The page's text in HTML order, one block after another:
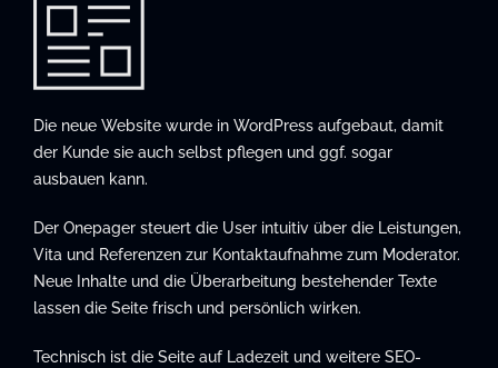
Die neue Website wurde in WordPress aufgebaut, damit
der Kunde sie auch selbst pflegen und ggf. sogar
ausbauen kann.
Der Onepager steuert die User intuitiv über die Leistungen,
Vita und Referenzen zur Kontaktaufnahme zum Moderator.
Neue Inhalte und die Überarbeitung bestehender Texte
lassen die Seite frisch und persönlich wirken.
Technisch ist die Seite auf Ladezeit und weitere SEO-